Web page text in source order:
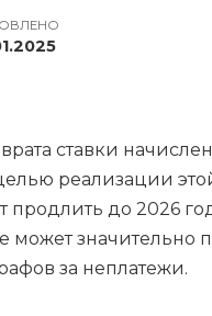
ставки
реализации
продлить до 2026
может значительно
за неплатежи.